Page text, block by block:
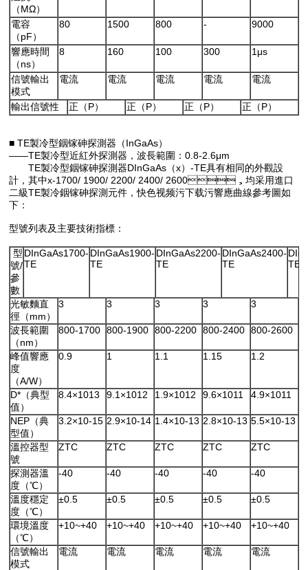
（MΩ）
電容
（pF）
80 1500 800 - 9000
響應時間
（ns）
8 160 100 300 1μs
信號輸出
模式
電流 電流 電流 電流 電流
輸出信號性 正（P） 正（P） 正（P） 正（P）
■ TE製冷型銦镓砷探測器（InGaAs）
——TE製冷型近紅外探測器，波長範圍：0.8-2.6μm
TE製冷型銦镓砷探測器DInGaAs（x）-TE具有相同的外觀設
計，其中x-1700/ 1900/ 2200/ 2400/ 2600，均采用進口
二級TE製冷銦镓砷探測元件，快色视频污下载污響應曲線參考圖如
下：
型號列表及主要技術指標：
型
號/
參
數
DInGaAs1700-
TE
DInGaAs1900-
TE
DInGaAs2200-
TE
DInGaAs2400-
TE
TE
光敏麵直
徑（mm）
3 3 3 3 3
波長範圍
（nm）
800-1700 800-1900 800-2200 800-2400 800-2600
峰值響應
度
（A/W）
0.9 1 1.1 1.15 1.2
D*（典型
值）
8.4×1013 9.1×1012 1.9×1012 9.6×1011 4.9×1011
NEP（典
型值）
3.2×10-15 2.9×10-14 1.4×10-13 2.8×10-13 5.5×10-13
溫控器型
號
ZTC ZTC ZTC ZTC ZTC
探測器溫
度（℃）
-40 -40 -40 -40 -40
溫度穩定
度（℃）
±0.5 ±0.5 ±0.5 ±0.5 ±0.5
環境溫度
（℃）
+10~+40 +10~+40 +10~+40 +10~+40 +10~+40
信號輸出
模式
電流 電流 電流 電流 電流